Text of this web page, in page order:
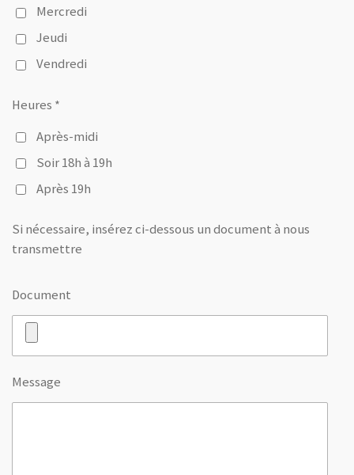
Mercredi
Jeudi
Vendredi
Heures *
Après-midi
Soir 18h à 19h
Après 19h
Si nécessaire, insérez ci-dessous un document à nous
transmettre
Document
Message